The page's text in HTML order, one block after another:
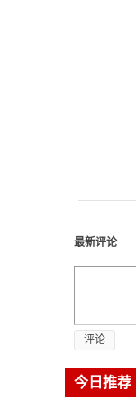
最新评论
评论
今日推荐